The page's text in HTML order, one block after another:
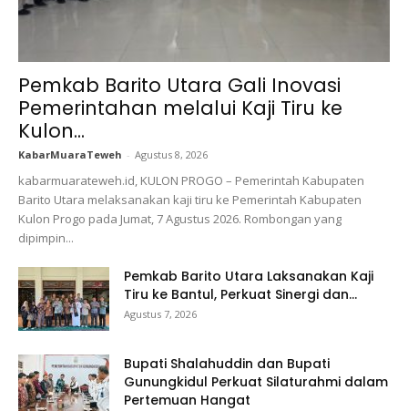
Pemkab Barito Utara Gali Inovasi
Pemerintahan melalui Kaji Tiru ke
Kulon...
KabarMuaraTeweh - Agustus 8, 2026
kabarmuarateweh.id, KULON PROGO – Pemerintah Kabupaten
Barito Utara melaksanakan kaji tiru ke Pemerintah Kabupaten
Kulon Progo pada Jumat, 7 Agustus 2026. Rombongan yang
dipimpin...
Pemkab Barito Utara Laksanakan Kaji
Tiru ke Bantul, Perkuat Sinergi dan...
Agustus 7, 2026
Bupati Shalahuddin dan Bupati
Gunungkidul Perkuat Silaturahmi dalam
Pertemuan Hangat